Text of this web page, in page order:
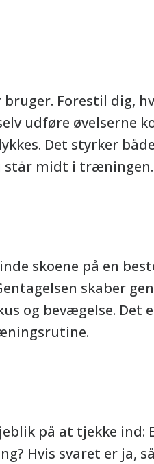
Forestil dig,
udføre øvelserne
Det styrker
står midt i træningen.
skoene på en
skaber
og bevægelse. Det
på at tjekke ind:
Hvis svaret er ja,